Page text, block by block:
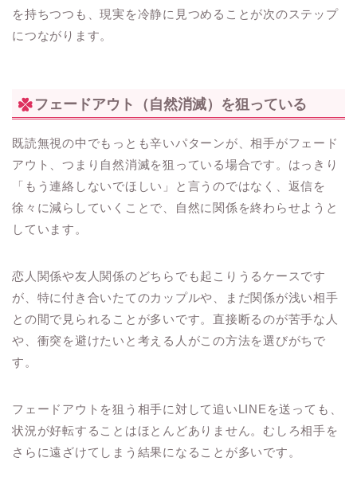
を持ちつつも、現実を冷静に見つめることが次のステップ
につながります。
フェードアウト（自然消滅）を狙っている
既読無視の中でもっとも辛いパターンが、相手がフェード
アウト、つまり自然消滅を狙っている場合です。はっきり
「もう連絡しないでほしい」と言うのではなく、返信を
徐々に減らしていくことで、自然に関係を終わらせようと
しています。
恋人関係や友人関係のどちらでも起こりうるケースです
が、特に付き合いたてのカップルや、まだ関係が浅い相手
との間で見られることが多いです。直接断るのが苦手な人
や、衝突を避けたいと考える人がこの方法を選びがちで
す。
フェードアウトを狙う相手に対して追いLINEを送っても、
状況が好転することはほとんどありません。むしろ相手を
さらに遠ざけてしまう結果になることが多いです。